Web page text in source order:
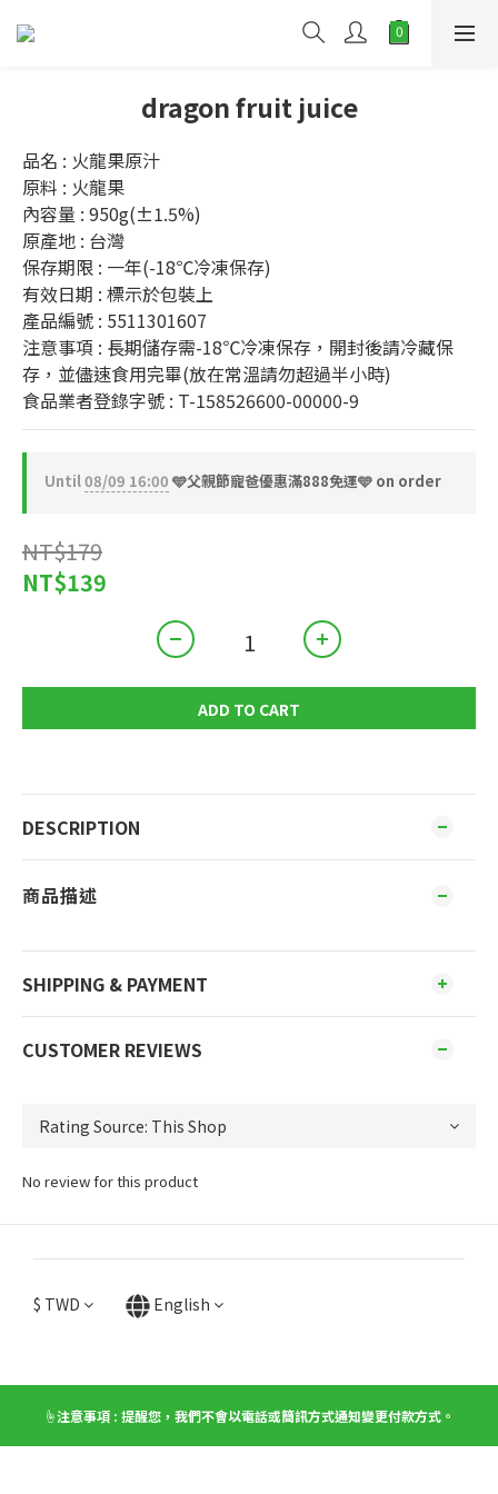
dragon fruit juice
品名 : 火龍果原汁
原料 : 火龍果
內容量 : 950g(±1.5%)
原產地 : 台灣
保存期限 : 一年(-18℃冷凍保存)
有效日期 : 標示於包裝上
產品編號 : 5511301607
注意事項 : 長期儲存需-18℃冷凍保存，開封後請冷藏保
存，並儘速食用完畢(放在常溫請勿超過半小時)
食品業者登錄字號 : T-158526600-00000-9
Until08/09 16:00 🩵父親節寵爸優惠滿888免運🩵 on order
NT$179
NT$139
ADD TO CART
DESCRIPTION
商品描述
SHIPPING & PAYMENT
CUSTOMER REVIEWS
No review for this product
$ TWD English
☝️注意事項 : 提醒您，我們不會以電話或簡訊方式通知變更付款方式。